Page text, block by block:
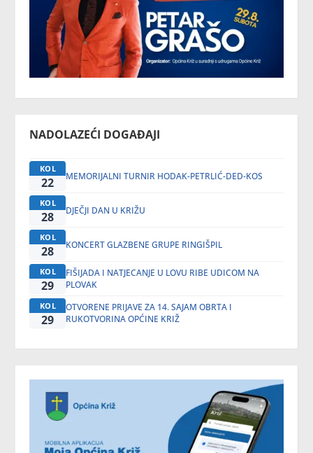
NADOLAZEĆI DOGAĐAJI
KOL
22 MEMORIJALNI TURNIR HODAK-PETRLIĆ-DED-KOS
KOL
28 DJEČJI DAN U KRIŽU
KOL
28 KONCERT GLAZBENE GRUPE RINGIŠPIL
KOL
29
FIŠIJADA I NATJECANJE U LOVU RIBE UDICOM NA
PLOVAK
KOL
29
OTVORENE PRIJAVE ZA 14. SAJAM OBRTA I
RUKOTVORINA OPĆINE KRIŽ